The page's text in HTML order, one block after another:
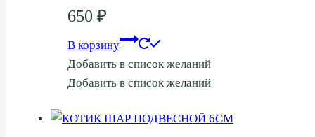
650 ₽
В корзину
Добавить в список желаний
Добавить в список желаний